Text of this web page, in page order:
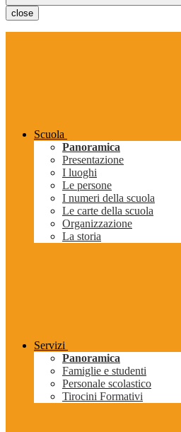
close
Scuola
Panoramica
Presentazione
I luoghi
Le persone
I numeri della scuola
Le carte della scuola
Organizzazione
La storia
Servizi
Panoramica
Famiglie e studenti
Personale scolastico
Tirocini Formativi